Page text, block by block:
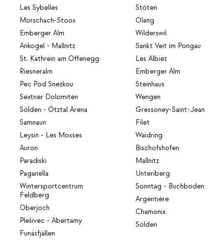
Les Sybelles
Morschach-Stoos
Emberger Alm
Ankogel - Mallnitz
St. Kathrein am Offenegg
Riesneralm
Pec Pod Snezkou
Sextner Dolomiten
Sölden - Ötztal Arena
Samnaun
Leysin - Les Mosses
Auron
Paradiski
Paganella
Wintersportcentrum
Feldberg
Oberjoch
Plešivec - Abertamy
Funäsfjällen
Stöten
Olang
Wilderswil
Sankt Veit im Pongau
Les Albiez
Emberger Alm
Steinhaus
Wengen
Gressoney-Saint-Jean
Filet
Waidring
Bischofshofen
Mallnitz
Unteriberg
Sonntag - Buchboden
Argentière
Chamonix
Sölden